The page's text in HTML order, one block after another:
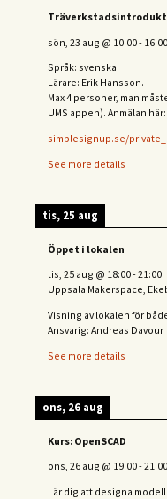
sön, 23 aug @ 10:00- 16:00
Språk: svenska.
Lärare: Erik Hansson.
Max 4 personer, man
UMS appen). Anmälan här:
simplesignup.se/
See more details
tis, 25 aug
Öppet i lokalen
tis, 25 aug @ 18:00-21:00
Uppsala Makerspace,
Visning av lokalen för
Ansvarig: Andreas Davour
See more details
ons, 26 aug
Kurs: OpenSCAD
ons, 26 aug @ 19:00-21:00
Lär dig att designa